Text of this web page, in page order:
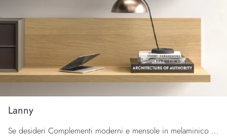
Lanny
Se desideri Complementi moderni e mensole in melaminico scopri di più sul modello Lanny della marca Orme.